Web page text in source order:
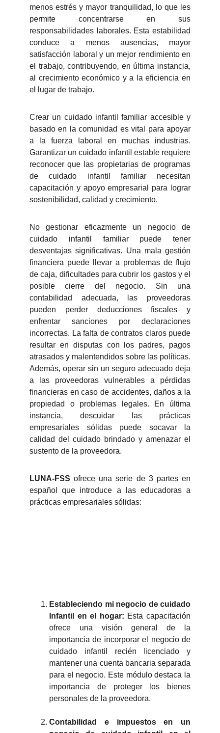
menos estrés y mayor tranquilidad, lo que les
permite concentrarse en sus
responsabilidades laborales. Esta estabilidad
conduce a menos ausencias, mayor
satisfacción laboral y un mejor rendimiento en
el trabajo, contribuyendo, en última instancia,
al crecimiento económico y a la eficiencia en
el lugar de trabajo.
Crear un cuidado infantil familiar accesible y
basado en la comunidad es vital para apoyar
a la fuerza laboral en muchas industrias.
Garantizar un cuidado infantil estable requiere
reconocer que las propietarias de programas
de cuidado infantil familiar necesitan
capacitación y apoyo empresarial para lograr
sostenibilidad, calidad y crecimiento.
No gestionar eficazmente un negocio de
cuidado infantil familiar puede tener
desventajas significativas. Una mala gestión
financiera puede llevar a problemas de flujo
de caja, dificultades para cubrir los gastos y el
posible cierre del negocio. Sin una
contabilidad adecuada, las proveedoras
pueden perder deducciones fiscales y
enfrentar sanciones por declaraciones
incorrectas. La falta de contratos claros puede
resultar en disputas con los padres, pagos
atrasados y malentendidos sobre las políticas.
Además, operar sin un seguro adecuado deja
a las proveedoras vulnerables a pérdidas
financieras en caso de accidentes, daños a la
propiedad o problemas legales. En última
instancia, descuidar las prácticas
empresariales sólidas puede socavar la
calidad del cuidado brindado y amenazar el
sustento de la proveedora.
LUNA-FSS ofrece una serie de 3 partes en
español que introduce a las educadoras a
prácticas empresariales sólidas:
Estableciendo mi negocio de cuidado
Infantil en el hogar: Esta capacitación
ofrece una visión general de la
importancia de incorporar el negocio de
cuidado infantil recién licenciado y
mantener una cuenta bancaria separada
para el negocio. Este módulo destaca la
importancia de proteger los bienes
personales de la proveedora.
Contabilidad e impuestos en un